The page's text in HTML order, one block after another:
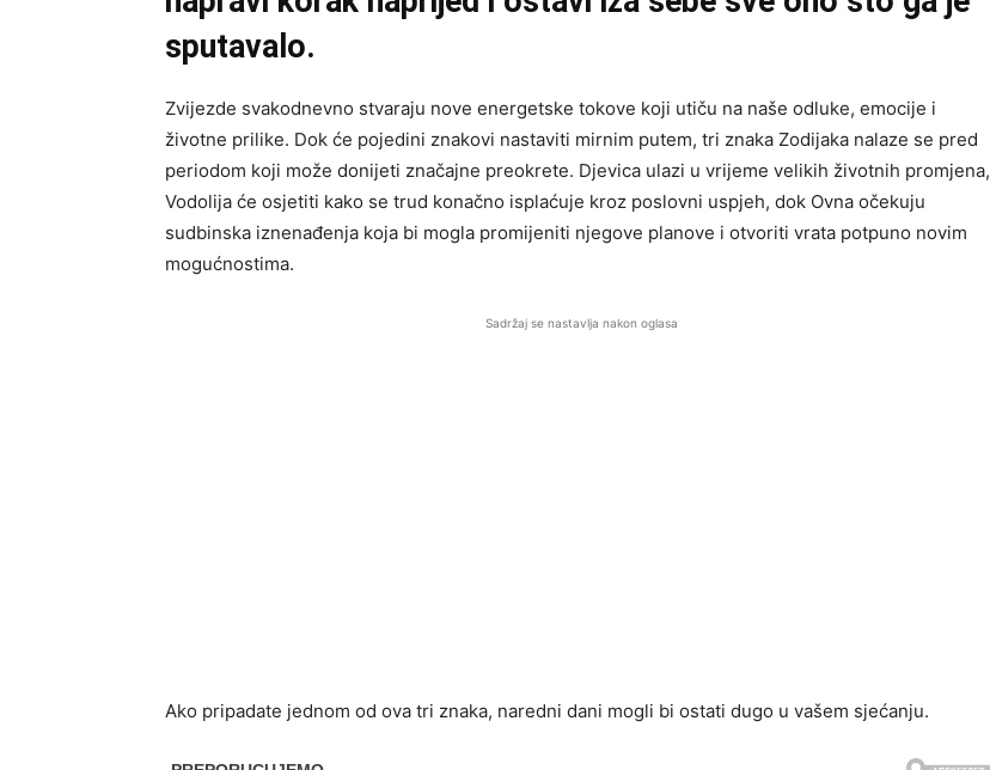
sputavalo.
Zvijezde svakodnevno stvaraju nove energetske tokove koji utiču na naše odluke, emocije i
životne prilike. Dok će pojedini znakovi nastaviti mirnim putem, tri znaka Zodijaka nalaze se pred
periodom koji može donijeti značajne preokrete. Djevica ulazi u vrijeme velikih životnih promjena,
Vodolija će osjetiti kako se trud konačno isplaćuje kroz poslovni uspjeh, dok Ovna očekuju
sudbinska iznenađenja koja bi mogla promijeniti njegove planove i otvoriti vrata potpuno novim
mogućnostima.
Sadržaj se nastavlja nakon oglasa
Ako pripadate jednom od ova tri znaka, naredni dani mogli bi ostati dugo u vašem sjećanju.